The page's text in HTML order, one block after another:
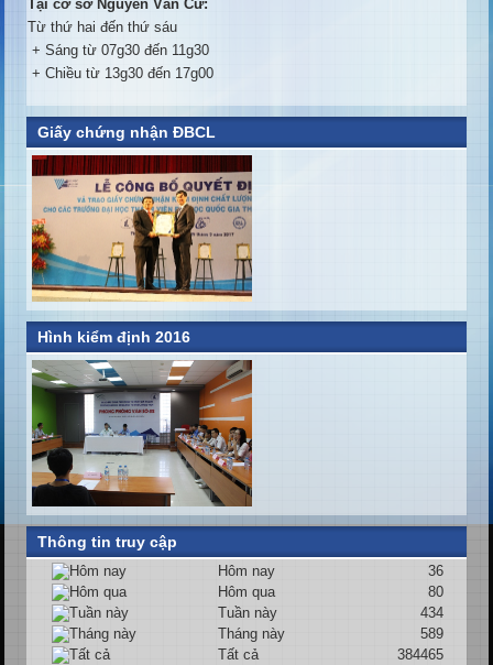
Tại cơ sở Nguyễn Văn Cừ:
Từ thứ hai đến thứ sáu
+ Sáng từ 07g30 đến 11g30
+ Chiều từ 13g30 đến 17g00
Giấy chứng nhận ĐBCL
Hình kiểm định 2016
Thông tin truy cập
Hôm nay
36
Hôm qua
80
Tuần này
434
Tháng này
589
Tất cả
384465